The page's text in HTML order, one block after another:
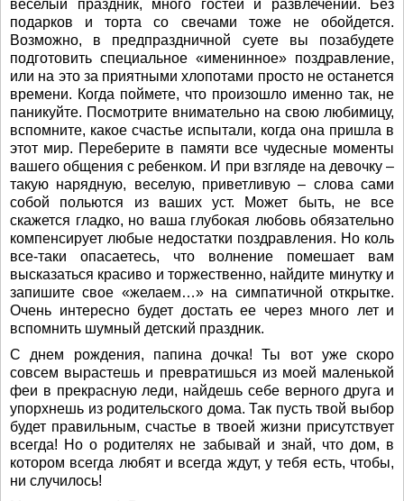
веселый праздник, много гостей и развлечений. Без
подарков и торта со свечами тоже не обойдется.
Возможно, в предпраздничной суете вы позабудете
подготовить специальное «именинное» поздравление,
или на это за приятными хлопотами просто не останется
времени. Когда поймете, что произошло именно так, не
паникуйте. Посмотрите внимательно на свою любимицу,
вспомните, какое счастье испытали, когда она пришла в
этот мир. Переберите в памяти все чудесные моменты
вашего общения с ребенком. И при взгляде на девочку –
такую нарядную, веселую, приветливую – слова сами
собой польются из ваших уст. Может быть, не все
скажется гладко, но ваша глубокая любовь обязательно
компенсирует любые недостатки поздравления. Но коль
все-таки опасаетесь, что волнение помешает вам
высказаться красиво и торжественно, найдите минутку и
запишите свое «желаем…» на симпатичной открытке.
Очень интересно будет достать ее через много лет и
вспомнить шумный детский праздник.
С днем рождения, папина дочка! Ты вот уже скоро
совсем вырастешь и превратишься из моей маленькой
феи в прекрасную леди, найдешь себе верного друга и
упорхнешь из родительского дома. Так пусть твой выбор
будет правильным, счастье в твоей жизни присутствует
всегда! Но о родителях не забывай и знай, что дом, в
котором всегда любят и всегда ждут, у тебя есть, чтобы,
ни случилось!